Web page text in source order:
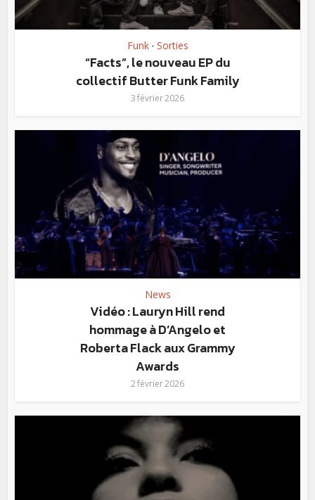
Funk • Sorties
“Facts”, le nouveau EP du
collectif Butter Funk Family
3 février 2026
News
Vidéo : Lauryn Hill rend
hommage à D’Angelo et
Roberta Flack aux Grammy
Awards
2 février 2026